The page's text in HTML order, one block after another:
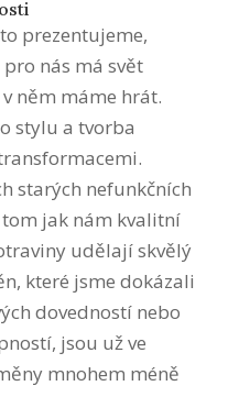
prezentujeme,
nás má svět
něm máme hrát.
stylu a tvorba
starých nefunkčních
tom jak nám kvalitní
udělají skvělý
které jsme dokázali
dovedností nebo
jsou už ve
mnohem méně